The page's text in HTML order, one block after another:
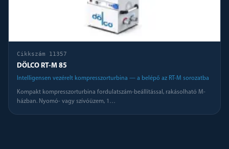
Cikkszám 11357
DÖLCO RT-M 85
Intelligensen vezérelt kompresszorturbina — a belépő az RT-M sorozatba
Kompakt kompresszorturbina fordulatszám-beállítással, rakásolható M-
házban. Nyomó- vagy szívóüzem, 1 …